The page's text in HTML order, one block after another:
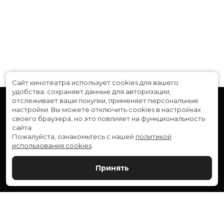
Расписание
Скоро в кино
Служба поддержки
Сайт кинотеатра использует cookies для вашего
удобства: сохраняет данные для авторизации,
отслеживает ваши покупки, применяет персональные
настройки. Вы можете отключить cookies в настройках
своего браузера, но это повлияет на функциональность
сайта.
Пожалуйста, ознакомьтесь с нашей политикой
использования cookies
Принять